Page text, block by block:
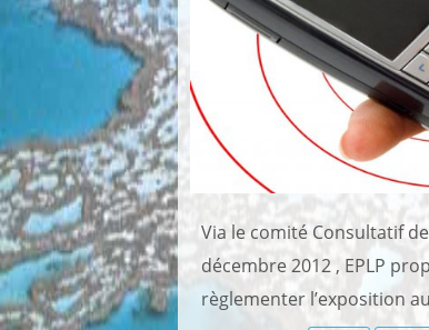
Via le comité Consultatif
décembre 2012 , EPLP
règlementer l’exposition